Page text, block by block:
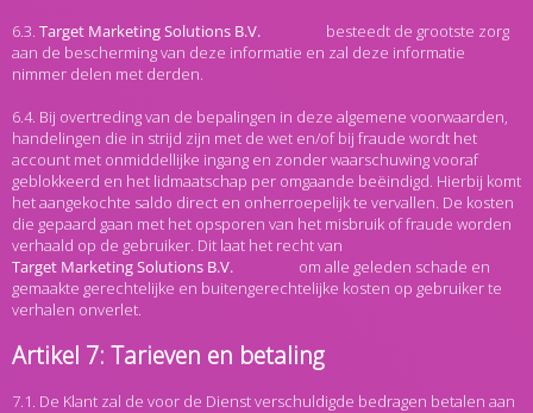
6.3.
besteedt de grootste zorg
aan de bescherming van deze informatie en zal deze informatie
nimmer delen met derden.
6.4. Bij overtreding van de bepalingen in deze algemene voorwaarden,
handelingen die in strijd zijn met de wet en/of bij fraude wordt het
account met onmiddellijke ingang en zonder waarschuwing vooraf
geblokkeerd en het lidmaatschap per omgaande beëindigd. Hierbij komt
het aangekochte saldo direct en onherroepelijk te vervallen. De kosten
die gepaard gaan met het opsporen van het misbruik of fraude worden
verhaald op de gebruiker. Dit laat het recht van
om alle geleden schade en
gemaakte gerechtelijke en buitengerechtelijke kosten op gebruiker te
verhalen onverlet.
Artikel 7: Tarieven en betaling
7.1. De Klant zal de voor de Dienst verschuldigde bedragen betalen aan